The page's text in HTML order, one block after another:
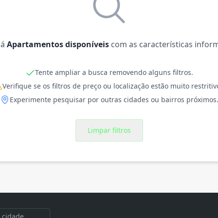
Apartamentos disponíveis com as características
Tente ampliar a busca removendo alguns filtros.
Verifique se os filtros de preço ou localização estão muito
Experimente pesquisar por outras cidades ou bairros próximos.
Limpar filtros